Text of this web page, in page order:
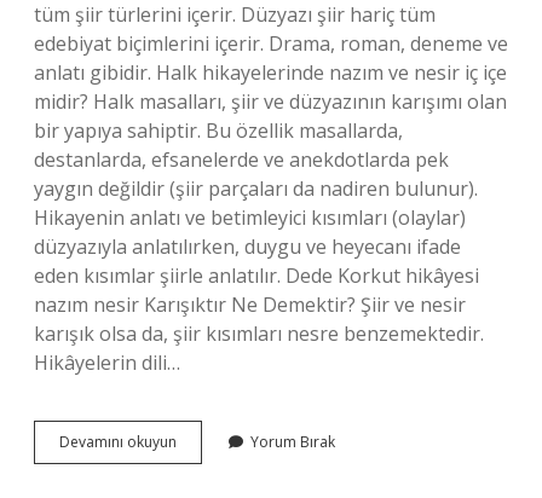
tüm şiir türlerini içerir. Düzyazı şiir hariç tüm
edebiyat biçimlerini içerir. Drama, roman, deneme ve
anlatı gibidir. Halk hikayelerinde nazım ve nesir iç içe
midir? Halk masalları, şiir ve düzyazının karışımı olan
bir yapıya sahiptir. Bu özellik masallarda,
destanlarda, efsanelerde ve anekdotlarda pek
yaygın değildir (şiir parçaları da nadiren bulunur).
Hikayenin anlatı ve betimleyici kısımları (olaylar)
düzyazıyla anlatılırken, duygu ve heyecanı ifade
eden kısımlar şiirle anlatılır. Dede Korkut hikâyesi
nazım nesir Karışıktır Ne Demektir? Şiir ve nesir
karışık olsa da, şiir kısımları nesre benzemektedir.
Hikâyelerin dili…
Devamını okuyun
Ve
Yorum Bırak